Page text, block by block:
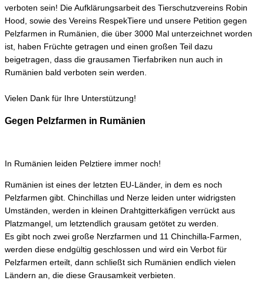
verboten sein! Die Aufklärungsarbeit des Tierschutzvereins Robin
Hood, sowie des Vereins RespekTiere und unsere Petition gegen
Pelzfarmen in Rumänien, die über 3000 Mal unterzeichnet worden
ist, haben Früchte getragen und einen großen Teil dazu
beigetragen, dass die grausamen Tierfabriken nun auch in
Rumänien bald verboten sein werden.
Vielen Dank für Ihre Unterstützung!
Gegen Pelzfarmen in Rumänien
In Rumänien leiden Pelztiere immer noch!
Rumänien ist eines der letzten EU-Länder, in dem es noch
Pelzfarmen gibt. Chinchillas und Nerze leiden unter widrigsten
Umständen, werden in kleinen Drahtgitterkäfigen verrückt aus
Platzmangel, um letztendlich grausam getötet zu werden.
Es gibt noch zwei große Nerzfarmen und 11 Chinchilla-Farmen,
werden diese endgültig geschlossen und wird ein Verbot für
Pelzfarmen erteilt, dann schließt sich Rumänien endlich vielen
Ländern an, die diese Grausamkeit verbieten.